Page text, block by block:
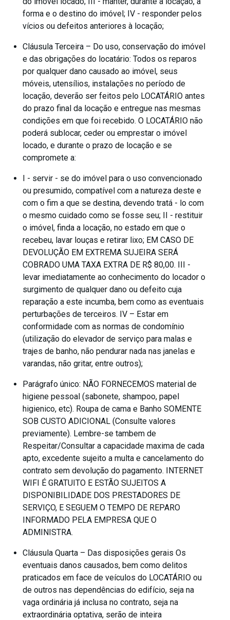
forma e o destino do imóvel; IV - responder pelos
vícios ou defeitos anteriores à locação;
Cláusula Terceira – Do uso, conservação do imóvel
e das obrigações do locatário: Todos os reparos
por qualquer dano causado ao imóvel, seus
móveis, utensílios, instalações no período de
locação, deverão ser feitos pelo LOCATÁRIO antes
do prazo final da locação e entregue nas mesmas
condições em que foi recebido. O LOCATÁRIO não
poderá sublocar, ceder ou emprestar o imóvel
locado, e durante o prazo de locação e se
compromete a:
I - servir - se do imóvel para o uso convencionado
ou presumido, compatível com a natureza deste e
com o fim a que se destina, devendo tratá - lo com
o mesmo cuidado como se fosse seu; II - restituir
o imóvel, finda a locação, no estado em que o
recebeu, lavar louças e retirar lixo; EM CASO DE
DEVOLUÇÃO EM EXTREMA SUJEIRA SERÁ
COBRADO UMA TAXA EXTRA DE R$ 80,00. III -
levar imediatamente ao conhecimento do locador o
surgimento de qualquer dano ou defeito cuja
reparação a este incumba, bem como as eventuais
perturbações de terceiros. IV – Estar em
conformidade com as normas de condomínio
(utilização do elevador de serviço para malas e
trajes de banho, não pendurar nada nas janelas e
varandas, não gritar, entre outros);
Parágrafo único: NÃO FORNECEMOS material de
higiene pessoal (sabonete, shampoo, papel
higienico, etc). Roupa de cama e Banho SOMENTE
SOB CUSTO ADICIONAL (Consulte valores
previamente). Lembre-se tambem de
Respeitar/Consultar a capacidade maxima de cada
apto, excedente sujeito a multa e cancelamento do
contrato sem devolução do pagamento. INTERNET
WIFI É GRATUITO E ESTÃO SUJEITOS A
DISPONIBILIDADE DOS PRESTADORES DE
SERVIÇO, E SEGUEM O TEMPO DE REPARO
INFORMADO PELA EMPRESA QUE O
ADMINISTRA.
Cláusula Quarta – Das disposições gerais Os
eventuais danos causados, bem como delitos
praticados em face de veículos do LOCATÁRIO ou
de outros nas dependências do edifício, seja na
vaga ordinária já inclusa no contrato, seja na
extraordinária optativa, serão de inteira